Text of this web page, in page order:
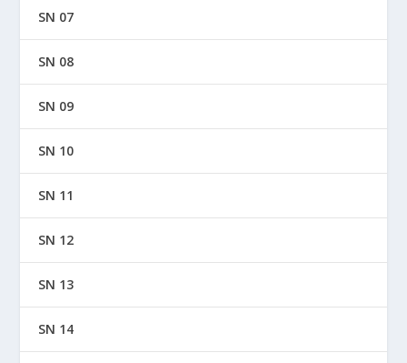
SN 07
SN 08
SN 09
SN 10
SN 11
SN 12
SN 13
SN 14